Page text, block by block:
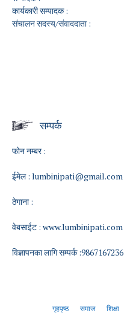
कार्यकारी सम्पादक :
संचालन सदस्य/संवाददाता :
सम्पर्क
फोन नम्बर :
ईमेल : lumbinipati@gmail.com
ठेगाना :
वेबसाईट : www.lumbinipati.com
विज्ञापनका लागि सम्पर्क :9867167236
गृहपृष्ठ समाज शिक्षा